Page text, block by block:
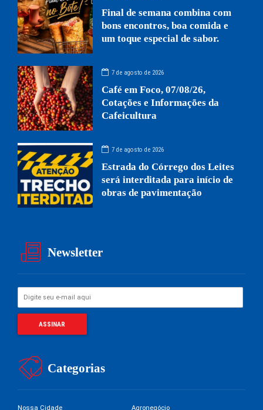
Final de semana combina com
bons encontros, boa comida e
um toque especial de sabor.
7 de agosto de 2026
Café em Foco, 07/08/26,
Cotações e Informações da
Cafeicultura
7 de agosto de 2026
Estrada do Córrego dos Leites
será interditada para início de
obras de pavimentação
Newsletter
Categorias
Nossa Cidade Agronegócio